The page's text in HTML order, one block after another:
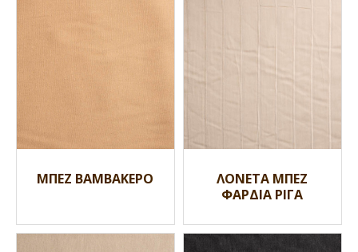
ΜΠΕΖ ΒΑΜΒΑΚΕΡΟ
ΛΟΝΕΤΑ ΜΠΕΖ
ΦΑΡΔΙΑ ΡΙΓΑ